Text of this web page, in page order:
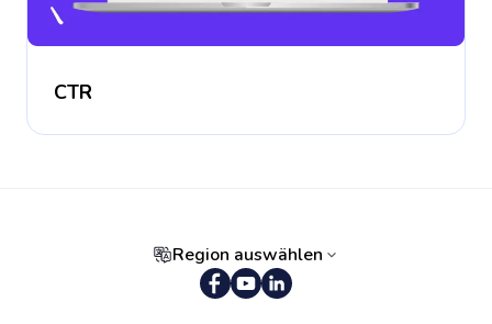
CTR
Region auswählen